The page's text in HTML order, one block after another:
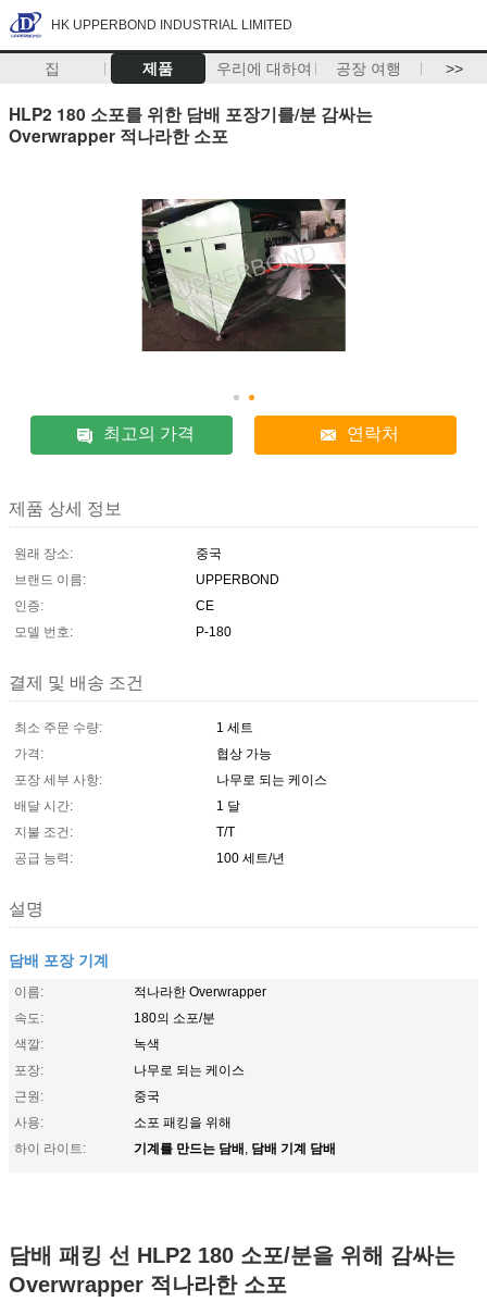
HK UPPERBOND INDUSTRIAL LIMITED
집 제품 우리에 대하여 공장 여행 >>
HLP2 180 소포를 위한 담배 포장기를/분 감싸는
Overwrapper 적나라한 소포
최고의 가격 연락처
제품 상세 정보
원래 장소:
중국
브랜드 이름:
UPPERBOND
인증:
CE
모델 번호:
P-180
결제 및 배송 조건
최소 주문 수량:
1 세트
가격:
협상 가능
포장 세부 사항:
나무로 되는 케이스
배달 시간:
1 달
지불 조건:
T/T
공급 능력:
100 세트/년
설명
담배 포장 기계
이름:
적나라한 Overwrapper
속도:
180의 소포/분
색깔:
녹색
포장:
나무로 되는 케이스
근원:
중국
사용:
소포 패킹을 위해
하이 라이트:
기계를 만드는 담배, 담배 기계 담배
담배 패킹 선 HLP2 180 소포/분을 위해 감싸는
Overwrapper 적나라한 소포